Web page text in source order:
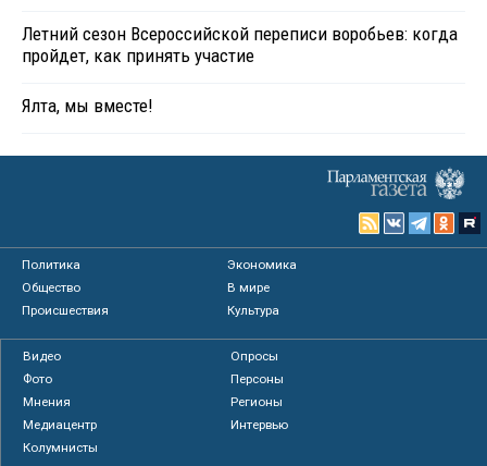
Летний сезон Всероссийской переписи воробьев: когда
пройдет, как принять участие
Ялта, мы вместе!
Политика
Экономика
Общество
В мире
Происшествия
Культура
Видео
Опросы
Фото
Персоны
Мнения
Регионы
Медиацентр
Интервью
Колумнисты